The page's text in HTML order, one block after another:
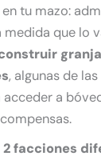
tu mazo:
medida que lo
, algunas de
a
2 facciones